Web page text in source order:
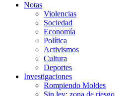
Notas
Violencias
Sociedad
Economía
Política
Activismos
Cultura
Deportes
Investigaciones
Rompiendo Moldes
Sin ley: zona de riesgo